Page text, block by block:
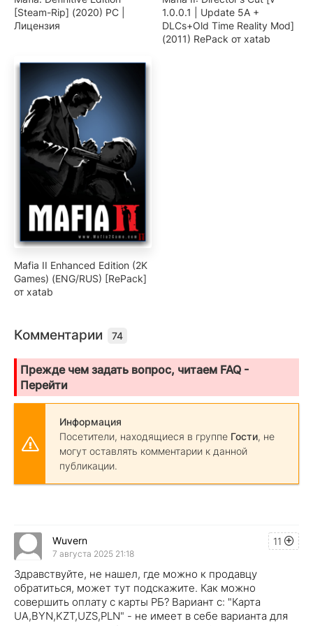
[Steam-Rip] (2020) PC |
Лицензия
1.0.0.1 | Update 5A +
DLCs+Old Time Reality Mod]
(2011) RePack от xatab
Mafia II Enhanced Edition (2K
Games) (ENG/RUS) [RePack]
от xatab
Комментарии 74
Прежде чем задать вопрос, читаем FAQ -
Перейти
Информация
Посетители, находящиеся в группе Гости, не
могут оставлять комментарии к данной
публикации.
11
Wuvern
7 августа 2025 21:18
Здравствуйте, не нашел, где можно к продавцу
обратиться, может тут подскажите. Как можно
совершить оплату с карты РБ? Вариант с: "Карта
UA,BYN,KZT,UZS,PLN" - не имеет в себе варианта для